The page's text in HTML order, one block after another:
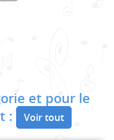
et pour le
:
Voir tout